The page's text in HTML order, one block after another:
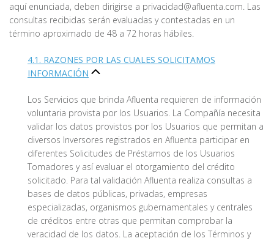
aquí enunciada, deben dirigirse a privacidad@afluenta.com. Las
consultas recibidas serán evaluadas y contestadas en un
término aproximado de 48 a 72 horas hábiles.
4.1. RAZONES POR LAS CUALES SOLICITAMOS
INFORMACIÓN
Los Servicios que brinda Afluenta requieren de información
voluntaria provista por los Usuarios. La Compañía necesita
validar los datos provistos por los Usuarios que permitan a
diversos Inversores registrados en Afluenta participar en
diferentes Solicitudes de Préstamos de los Usuarios
Tomadores y así evaluar el otorgamiento del crédito
solicitado. Para tal validación Afluenta realiza consultas a
bases de datos públicas, privadas, empresas
especializadas, organismos gubernamentales y centrales
de créditos entre otras que permitan comprobar la
veracidad de los datos. La aceptación de los Términos y